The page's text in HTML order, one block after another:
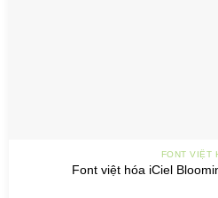
FONT VIỆT
Font việt hóa iCiel